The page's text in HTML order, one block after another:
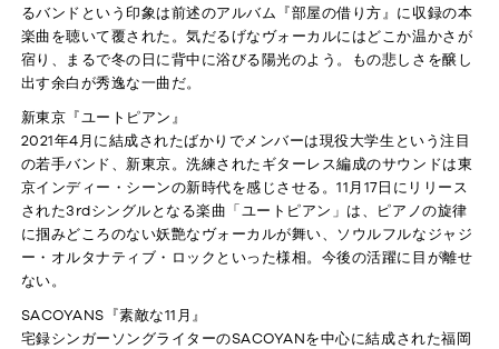
COLLABORATION
PRESS
ONLINE SHOP
るバンドという印象は前述のアルバム『部屋の借り方』に収録の本
楽曲を聴いて覆された。気だるげなヴォーカルにはどこか温かさが
宿り、まるで冬の日に背中に浴びる陽光のよう。もの悲しさを醸し
出す余白が秀逸な一曲だ。
新東京『ユートピアン』
2021年4月に結成されたばかりでメンバーは現役大学生という注目
の若手バンド、新東京。洗練されたギターレス編成のサウンドは東
京インディー・シーンの新時代を感じさせる。11月17日にリリース
された3rdシングルとなる楽曲「ユートピアン」は、ピアノの旋律
に掴みどころのない妖艶なヴォーカルが舞い、ソウルフルなジャジ
ー・オルタナティブ・ロックといった様相。今後の活躍に目が離せ
ない。
SACOYANS『素敵な11月』
宅録シンガーソングライターのSACOYANを中心に結成された福岡